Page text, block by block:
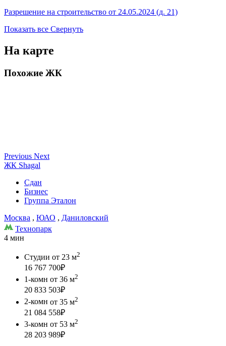
Разрешение на строительство от 24.05.2024 (д. 21)
Показать все Свернуть
На карте
Похожие ЖК
Previous Next
ЖК Shagal
Сдан
Бизнес
Группа Эталон
Москва , ЮАО , Даниловский
Технопарк
4 мин
Студии от 23 м2
16 767 700₽
1-комн от 36 м2
20 833 503₽
2-комн от 35 м2
21 084 558₽
3-комн от 53 м2
28 203 989₽